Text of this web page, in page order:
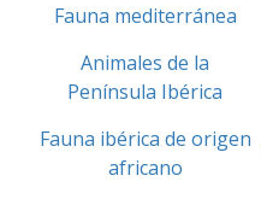
Fauna mediterránea
Animales de la
Península Ibérica
Fauna ibérica de origen
africano